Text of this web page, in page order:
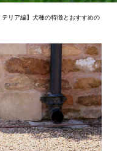
テリア編】犬種の特徴とおすすめの